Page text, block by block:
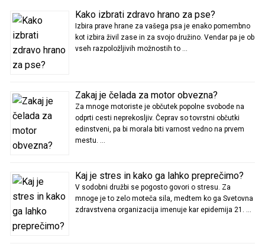
Kako izbrati zdravo hrano za pse?
Izbira prave hrane za vašega psa je enako pomembno
kot izbira živil zase in za svojo družino. Vendar pa je ob
vseh razpoložljivih možnostih to …
Zakaj je čelada za motor obvezna?
Za mnoge motoriste je občutek popolne svobode na
odprti cesti neprekosljiv. Čeprav so tovrstni občutki
edinstveni, pa bi morala biti varnost vedno na prvem
mestu. …
Kaj je stres in kako ga lahko preprečimo?
V sodobni družbi se pogosto govori o stresu. Za
mnoge je to zelo moteča sila, medtem ko ga Svetovna
zdravstvena organizacija imenuje kar epidemija 21. …